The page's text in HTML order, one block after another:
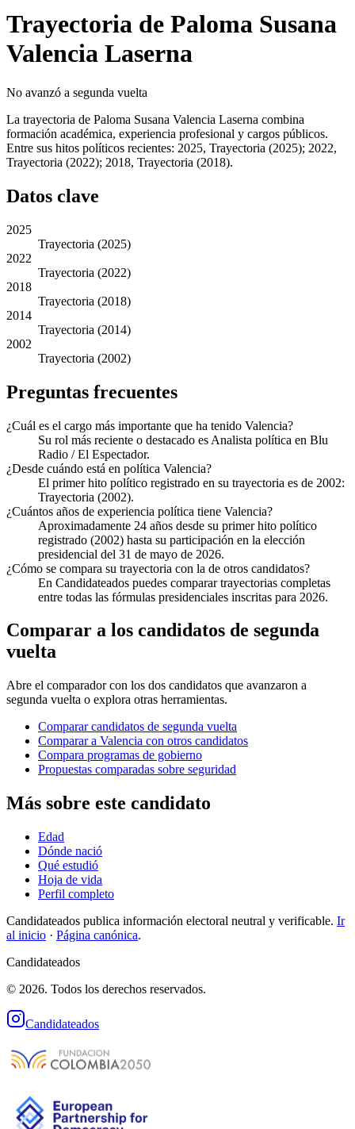
Trayectoria de Paloma Susana
Valencia Laserna
No avanzó a segunda vuelta
La trayectoria de Paloma Susana Valencia Laserna combina
formación académica, experiencia profesional y cargos públicos.
Entre sus hitos políticos recientes: 2025, Trayectoria (2025); 2022,
Trayectoria (2022); 2018, Trayectoria (2018).
Datos clave
2025
Trayectoria (2025)
2022
Trayectoria (2022)
2018
Trayectoria (2018)
2014
Trayectoria (2014)
2002
Trayectoria (2002)
Preguntas frecuentes
¿Cuál es el cargo más importante que ha tenido Valencia?
Su rol más reciente o destacado es Analista política en Blu
Radio / El Espectador.
¿Desde cuándo está en política Valencia?
El primer hito político registrado en su trayectoria es de 2002:
Trayectoria (2002).
¿Cuántos años de experiencia política tiene Valencia?
Aproximadamente 24 años desde su primer hito político
registrado (2002) hasta su participación en la elección
presidencial del 31 de mayo de 2026.
¿Cómo se compara su trayectoria con la de otros candidatos?
En Candidateados puedes comparar trayectorias completas
entre todas las fórmulas presidenciales inscritas para 2026.
Comparar a los candidatos de segunda
vuelta
Abre el comparador con los dos candidatos que avanzaron a
segunda vuelta o explora otras herramientas.
Comparar candidatos de segunda vuelta
Comparar a Valencia con otros candidatos
Compara programas de gobierno
Propuestas comparadas sobre seguridad
Más sobre este candidato
Edad
Dónde nació
Qué estudió
Hoja de vida
Perfil completo
Candidateados publica información electoral neutral y verificable. Ir
al inicio · Página canónica.
Candidateados
© 2026. Todos los derechos reservados.
Candidateados